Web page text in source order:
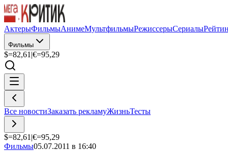
АктерыФильмыАнимеМультфильмыРежиссерыСериалы
Фильмы
$=82,61 |€=95,29
Все новостиЗаказать рекламуЖизньТесты
$=82,61 |€=95,29
Фильмы05.07.2011 в 16:40